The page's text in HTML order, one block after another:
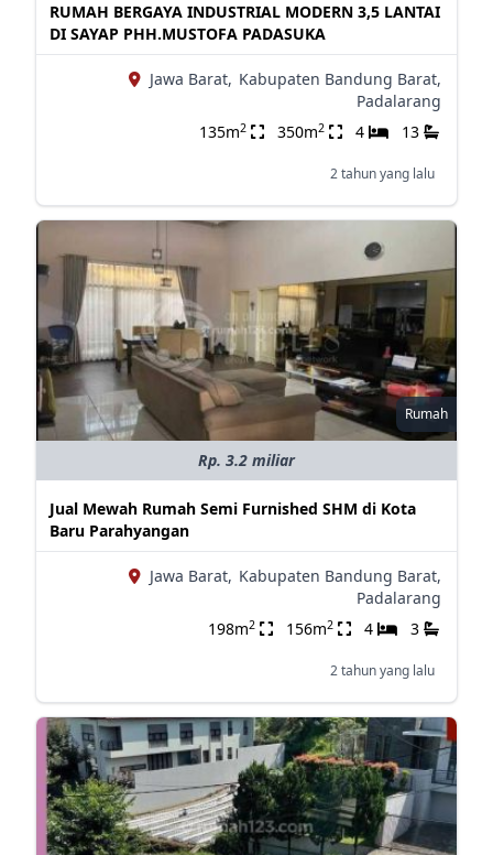
RUMAH BERGAYA INDUSTRIAL MODERN 3,5 LANTAI
DI SAYAP PHH.MUSTOFA PADASUKA
Jawa Barat, Kabupaten Bandung Barat,
Padalarang
135m2 350m2 4 13
2 tahun yang lalu
Rumah
Rp. 3.2 miliar
Jual Mewah Rumah Semi Furnished SHM di Kota
Baru Parahyangan
Jawa Barat, Kabupaten Bandung Barat,
Padalarang
198m2 156m2 4 3
2 tahun yang lalu